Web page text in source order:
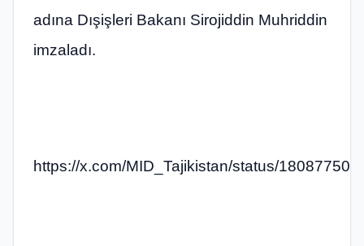
adına Dışişleri Bakanı Sirojiddin Muhriddin
imzaladı.
https://x.com/MID_Tajikistan/status/